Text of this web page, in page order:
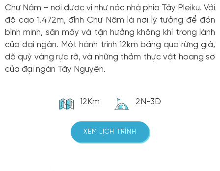
Chư Nâm – nơi được ví như nóc nhà phía Tây Pleiku. Với
độ cao 1.472m, đỉnh Chư Nâm là nơi lý tưởng để đón
bình minh, săn mây và tận hưởng không khí trong lành
của đại ngàn. Một hành trình 12km băng qua rừng già,
dã quỳ vàng rực rỡ, và những thảm thực vật hoang sơ
của đại ngàn Tây Nguyên.
12Km 2N-3Đ
XEM LỊCH TRÌNH